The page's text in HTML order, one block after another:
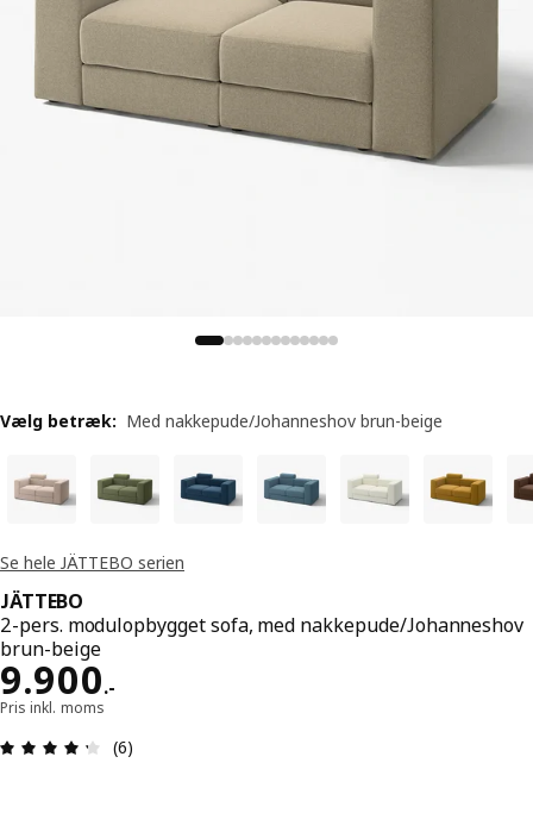
Se hele JÄTTEBO serien
JÄTTEBO
2-pers. modulopbygget sofa, med nakkepude/Johanneshov
brun-beige
9.900.-
Pris 9900.-
Pris inkl. moms
Anmeldelse: 4.3 Ud af 5 Stjerner. Anmeldelser i
(6)
Vælg betræk: Med nakkepude/Johanneshov brun-beige